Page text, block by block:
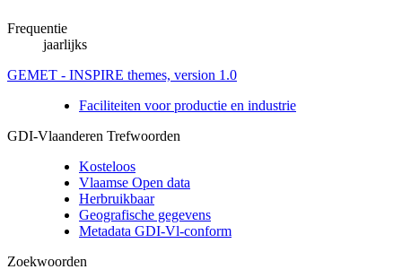
Frequentie
jaarlijks
GEMET - INSPIRE themes, version 1.0
Faciliteiten voor productie en industrie
GDI-Vlaanderen Trefwoorden
Kosteloos
Vlaamse Open data
Herbruikbaar
Geografische gegevens
Metadata GDI-Vl-conform
Zoekwoorden